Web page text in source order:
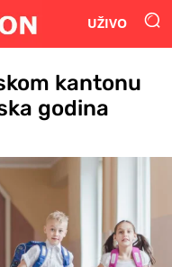
UŽIVO
kantonu
godina